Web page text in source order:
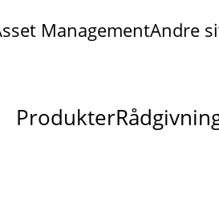
ManagementAndre
Produkter